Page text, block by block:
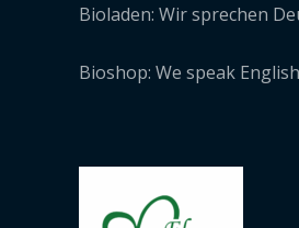
Bioladen: Wir sprechen
Bioshop: We speak English